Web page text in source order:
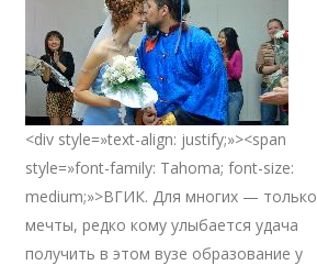
<div style=»text-align: justify;»><span
style=»font-family: Tahoma; font-size:
medium;»>ВГИК. Для многих — только
мечты, редко кому улыбается удача
получить в этом вузе образование у